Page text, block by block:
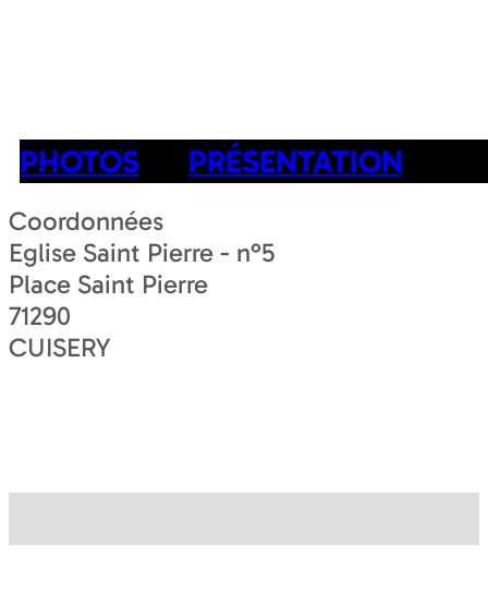
PHOTOS PRÉSENTATION
Coordonnées
Eglise Saint Pierre - n°5
Place Saint Pierre
71290
CUISERY